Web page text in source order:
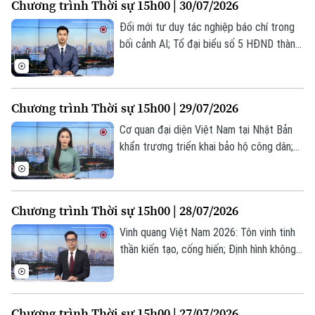
Thời trang
Âm nhạc
trong chương trình hôm nay.
Chương trình Thời sự 15h00 | 30/07/2026
Đổi mới tư duy tác nghiệp báo chí trong
bối cảnh AI; Tổ đại biểu số 5 HĐND thành
hôm nay.
Chương trình Thời sự 15h00 | 29/07/2026
Cơ quan đại diện Việt Nam tại Nhật Bản
khẩn trương triển khai bảo hộ công dân;
đáng chú ý trong chương trình hôm nay.
Chương trình Thời sự 15h00 | 28/07/2026
Vinh quang Việt Nam 2026: Tôn vinh tinh
thần kiến tạo, cống hiến; Định hình không